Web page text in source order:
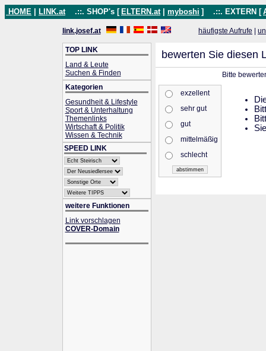
HOME LINK.at .::. SHOP's [ ELTERN.at myboshi ] .::. EXTERN [
link.josef.at häufigste Aufrufe
TOP LINK
Land & Leute
Suchen & Finden
Kategorien
Gesundheit & Lifestyle
Sport & Unterhaltung
Themenlinks
Wirtschaft & Politik
Wissen & Technik
SPEED LINK
weitere Funktionen
Link vorschlagen
COVER-Domain
bewerten Sie diesen
Bitte
exzellent
sehr gut
gut
mittelmäßig
schlecht